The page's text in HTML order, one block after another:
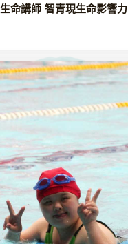
命講師 智青現生命影響力